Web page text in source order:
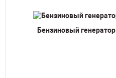
Бензиновый